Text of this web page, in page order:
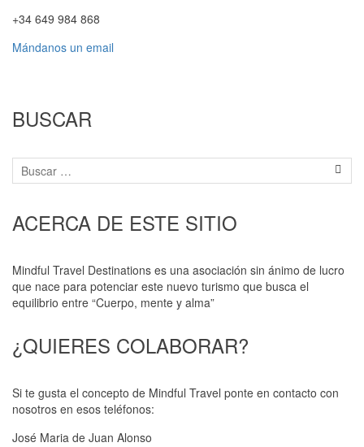
+34 649 984 868
Mándanos un email
BUSCAR
ACERCA DE ESTE SITIO
Mindful Travel Destinations es una asociación sin ánimo de lucro
que nace para potenciar este nuevo turismo que busca el
equilibrio entre “Cuerpo, mente y alma”
¿QUIERES COLABORAR?
Si te gusta el concepto de Mindful Travel ponte en contacto con
nosotros en esos teléfonos:
José Maria de Juan Alonso